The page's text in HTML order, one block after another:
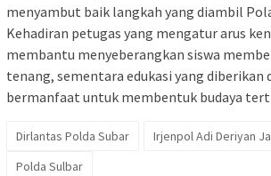
menyambut baik langkah yang diambil
Kehadiran petugas yang mengatur arus
membantu menyeberangkan siswa
tenang, sementara edukasi yang diberikan
bermanfaat untuk membentuk budaya
Dirlantas Polda Subar
Irjenpol Adi Deriyan
Polda Sulbar